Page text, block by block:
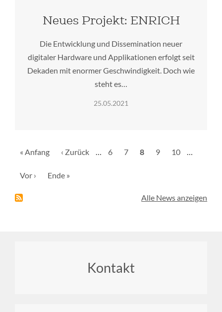
Neues Projekt: ENRICH
Die Entwicklung und Dissemination neuer
digitaler Hardware und Applikationen erfolgt seit
Dekaden mit enormer Geschwindigkeit. Doch wie
steht es…
25.05.2021
Erste
« Anfang
Vorherige
‹ Zurück … Seite
6 Seite
7
Aktuelle
8 Seite
9 Seite
10 …
Nächste
Vor ›
Letzte
Ende »
Alle News anzeigen
Kontakt